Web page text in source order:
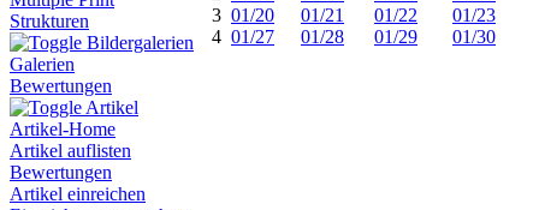
Strukturen
Bildergalerien
Galerien
Bewertungen
Artikel
Artikel-Home
Artikel auflisten
Bewertungen
Artikel einreichen
3 01/20 01/21 01/22
01/23
4 01/27 01/28 01/29 01/30